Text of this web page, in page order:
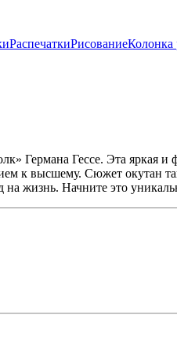
РаспечаткиРисованиеКолонка
Германа Гессе. Эта яркая
высшему. Сюжет окутан
жизнь. Начните это